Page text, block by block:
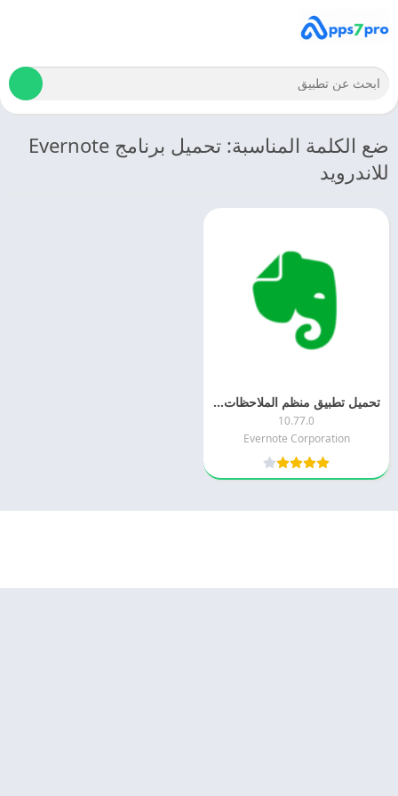
ضع الكلمة المناسبة: تحميل برنامج Evernote
للاندرويد
تحميل تطبيق منظم الملاحظات 2025 Evernote APK مجانا
10.77.0
Evernote Corporation